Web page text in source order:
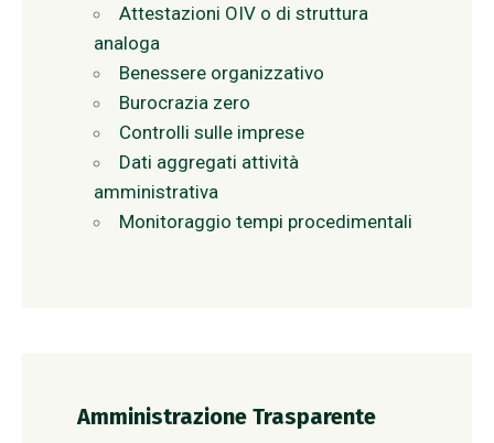
Attestazioni OIV o di struttura
analoga
Benessere organizzativo
Burocrazia zero
Controlli sulle imprese
Dati aggregati attività
amministrativa
Monitoraggio tempi procedimentali
Amministrazione Trasparente